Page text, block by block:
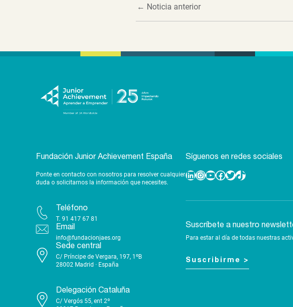
← Noticia anterior
Fundación Junior Achievement España
Ponte en contacto con nosotros para resolver cualquier
duda o solicitarnos la información que necesites.
Teléfono
T. 91 417 67 81
Email
info@fundacionjaes.org
Sede central
C/ Príncipe de Vergara, 197, 1ºB
28002 Madrid · España
Delegación Cataluña
C/ Vergós 55, ent 2º
Síguenos en redes sociales
Linkedin Instagram YouTube Facebook Twitter TikTok
Suscríbete a nuestro
Para estar al día de todas nuestras
Suscribirme >